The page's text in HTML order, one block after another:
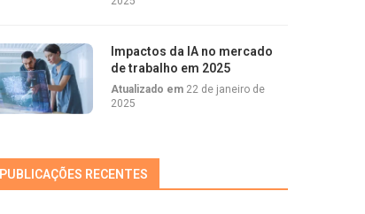
Impactos da IA no mercado
de trabalho em 2025
Atualizado em 22 de janeiro de
2025
PUBLICAÇÕES RECENTES